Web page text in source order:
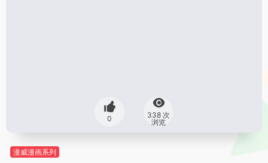
0
338 次
浏览
漫威漫画系列